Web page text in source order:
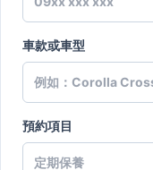
車款或車型
預約項目